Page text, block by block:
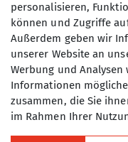
Deutschen
Pächter für sein
präsentieren zu
übernimmt
Berghütte oberhalb
jährige gelernte
Erfahrung aus der
Leidenschaft und
personalisieren,
können und Zugriffe
Außerdem geben wir
unserer Website an
Werbung und
Informationen
zusammen, die Sie
im Rahmen Ihrer